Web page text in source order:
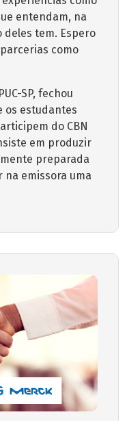
entendam, na
deles tem. Espero
como
SP, fechou
os estudantes
do CBN
em produzir
preparada
na emissora uma